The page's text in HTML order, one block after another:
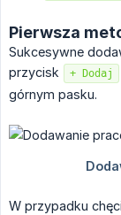
Pierwsza
Sukcesywne
przycisk
+ Dodaj
górnym pasku.
W przypadku